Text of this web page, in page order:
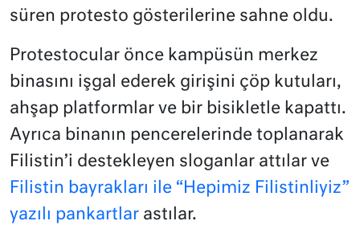
süren protesto gösterilerine sahne oldu.
Protestocular önce kampüsün merkez
binasını işgal ederek girişini çöp kutuları,
ahşap platformlar ve bir bisikletle kapattı.
Ayrıca binanın pencerelerinde toplanarak
Filistin’i destekleyen sloganlar attılar ve
Filistin bayrakları ile “Hepimiz Filistinliyiz”
yazılı pankartlar astılar.